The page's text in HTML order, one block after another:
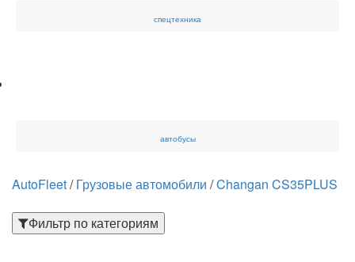
спецтехника
автобусы
AutoFleet/ Грузовые автомобили /Changan CS35PLUS
Фильтр по категориям